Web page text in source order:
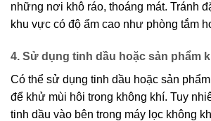
những nơi khô ráo, thoáng mát. Tránh
khu vực có độ ẩm cao như phòng tắm
4. Sử dụng tinh dầu hoặc sản phẩm
Có thể sử dụng tinh dầu hoặc sản
để khử mùi hôi trong không khí. Tuy
tinh dầu vào bên trong máy lọc không